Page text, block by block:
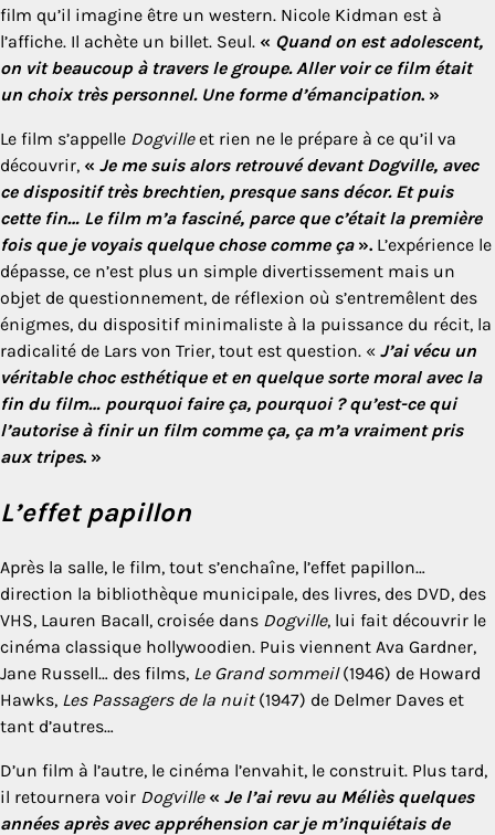
film qu’il imagine être un western. Nicole Kidman est à
l’affiche. Il achète un billet. Seul. « Quand on est adolescent,
on vit beaucoup à travers le groupe. Aller voir ce film était
un choix très personnel. Une forme d’émancipation. »
Le film s’appelle Dogvilleet rien ne le prépare à ce qu’il va
découvrir, « Je me suis alors retrouvé devant Dogville, avec
ce dispositif très brechtien, presque sans décor. Et puis
cette fin… Le film m’a fasciné, parce que c’était la première
fois que je voyais quelque chose comme ça». L’expérience le
dépasse, ce n’est plus un simple divertissement mais un
objet de questionnement, de réflexion où s’entremêlent des
énigmes, du dispositif minimaliste à la puissance du récit, la
radicalité de Lars von Trier, tout est question. « J’ai vécu un
véritable choc esthétique et en quelque sorte moral avec la
fin du film… pourquoi faire ça, pourquoi ? qu’est-ce qui
l’autorise à finir un film comme ça, ça m’a vraiment pris
aux tripes. »
L’effet papillon
Après la salle, le film, tout s’enchaîne, l’effet papillon…
direction la bibliothèque municipale, des livres, des DVD, des
VHS, Lauren Bacall, croisée dans Dogville, lui fait découvrir le
cinéma classique hollywoodien. Puis viennent Ava Gardner,
Jane Russell… des films, Le Grand sommeil(1946) de Howard
Hawks, Les Passagers de la nuit(1947) de Delmer Daves et
tant d’autres…
D’un film à l’autre, le cinéma l’envahit, le construit. Plus tard,
il retournera voir Dogville « Je l’ai revu au Méliès quelques
années après avec appréhension car je m’inquiétais de